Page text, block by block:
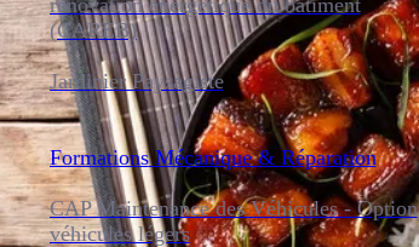
(CAREB)
Jardinier Paysagiste
Formations Mécanique & Réparation
CAP Maintenance des Véhicules - Option
véhicules légers